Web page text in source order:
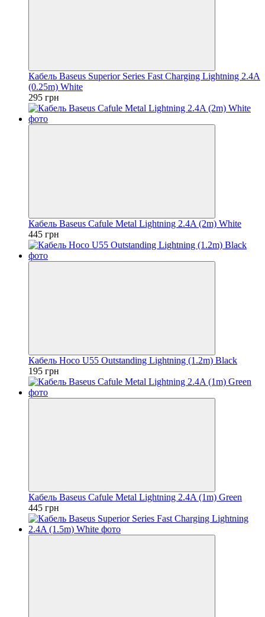
Кабель Baseus Superior Series Fast Charging Lightning 2.4A
(0.25m) White
295 грн
Кабель Baseus Cafule Metal Lightning 2.4A (2m) White
445 грн
Кабель Hoco U55 Outstanding Lightning (1.2m) Black
195 грн
Кабель Baseus Cafule Metal Lightning 2.4A (1m) Green
445 грн